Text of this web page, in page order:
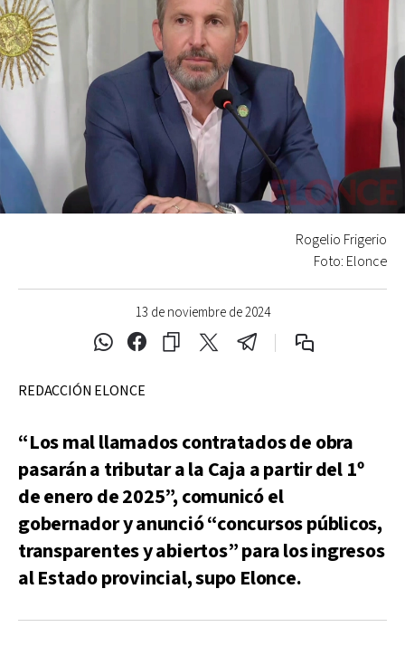
13 de noviembre de 2024
Rogelio Frigerio
Foto: Elonce
REDACCIÓN ELONCE
“Los mal llamados contratados de obra
pasarán a tributar a la Caja a partir del 1º
de enero de 2025”, comunicó el
gobernador y anunció “concursos públicos,
transparentes y abiertos” para los ingresos
al Estado provincial, supo Elonce.